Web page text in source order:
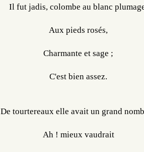
Il fut jadis, colombe au blanc
Aux pieds rosés,
Charmante et sage ;
C'est bien assez.
De tourtereaux elle avait un grand
Ah ! mieux vaudrait